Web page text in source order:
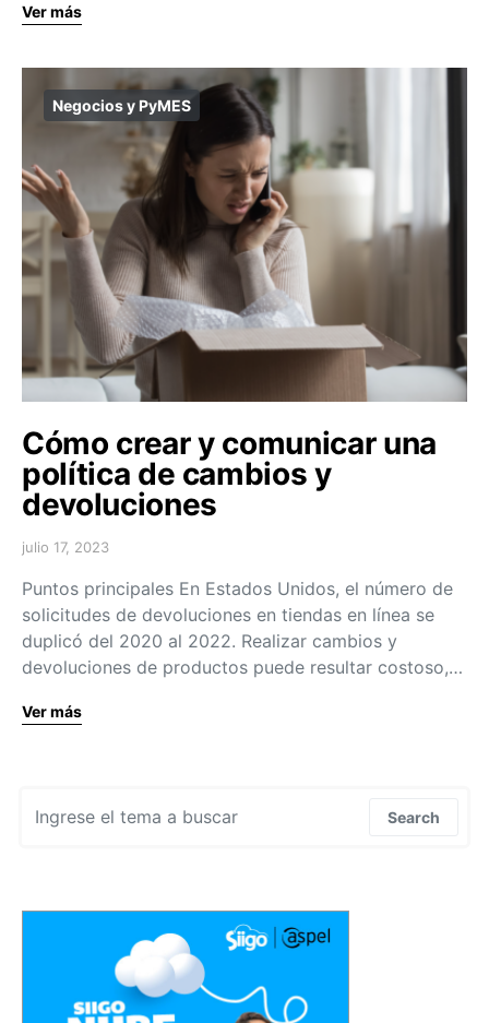
Ver más
Negocios y PyMES
Cómo crear y comunicar una
política de cambios y
devoluciones
julio 17, 2023
Puntos principales En Estados Unidos, el número de
solicitudes de devoluciones en tiendas en línea se
duplicó del 2020 al 2022. Realizar cambios y
devoluciones de productos puede resultar costoso,…
Ver más
Search